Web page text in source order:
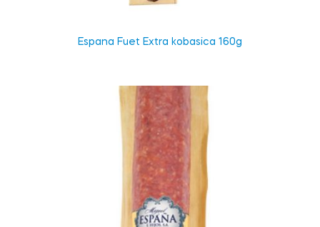
Espana Fuet Extra kobasica 160g